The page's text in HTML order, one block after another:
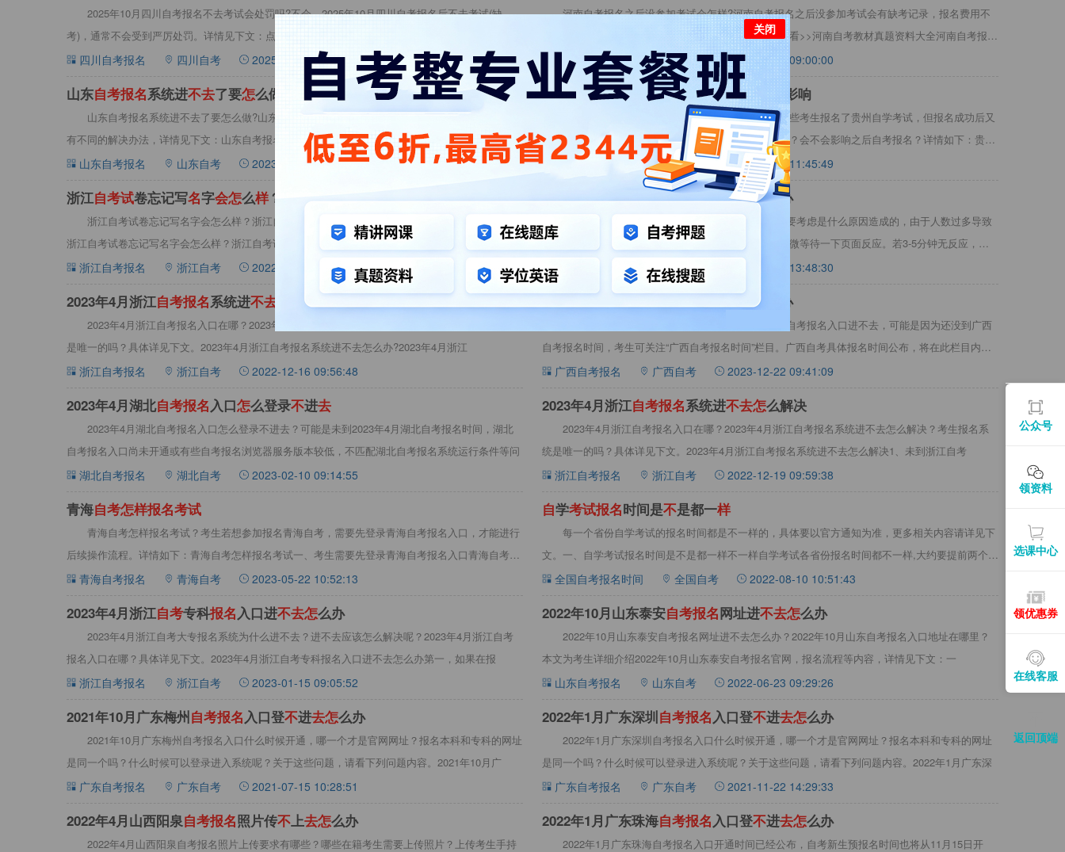
2025年10月四川自考报名不去考试会处罚吗?不会，2025年10月四川自考报名后不去考试(缺
考)，‌通常不会受到严厉处罚。详情见下文：点此查看>>四川自考教材真题资料大全2025
四川自考报名 四川自考 2025-07-17 09:00:00
河南自考报名之后没参加考试会怎样?河南自考报名之后没参加考试会有缺考记录，报名费用不
退，但是不影响考生的后续报考。详情见下文：点此查看>>河南自考教材真题资料大全河南自考报名
之后没河南自考报名 河南自考 2025-02-18 09:00:00
山东自考报名系统进不去了要怎么做
山东自考报名系统进不去了要怎么做?山东自考报名系统登录不进去，原因有多种，不同的原因
有不同的解决办法，详情见下文：山东自考报名系统进不去了要怎么做?第一，处于山东自考报名高
峰期，使
山东自考报名 山东自考 2023-06-16 09:03:29
贵州自 考 报名了但 不去参加考试会有什么影响
贵州自考报名了但不去参加考试会有什么影响？有些考生报名了贵州自学考试，但报名成功后又
不想参加考试了，贵州自考缺考是否会计入诚信档案呢？会不会影响之后自考报名？详情如下：贵州
自考报名
贵州自考报名 贵州自考 2022-06-21 11:45:49
浙江自考试卷忘记写名字会怎么样 ？
浙江自考试卷忘记写名字会怎么样？浙江自考试卷忘记签名会被当做缺考处理。具体详见下文。
浙江自考试卷忘记写名字会怎么样？浙江自考试卷忘记签名会被当做缺考处理。除此之外，在答题纸
上填写了
浙江自考报名 浙江自考 2022-09-16 10:38:54
2023年4月湖南自考报名系统进不去怎么办
2023年4月湖南自考报名系统进不去怎么办？首先要考虑是什么原因造成的，由于人数过多导致
的卡、慢或打不开，考生可多尝试刷新，多登陆，并稍微等待一下页面反应。若3-5分钟无反应，重
新湖南自考报名 湖南自考 2023-02-08 13:48:30
2023年4月浙江自考报名系统进不去 么办?
2023年4月浙江自考报名入口在哪？2023年4月浙江自考报名系统进不去怎么办？考生报名入口
是唯一的吗？具体详见下文。2023年4月浙江自考报名系统进不去怎么办?2023年4月浙江
浙江自考报名 浙江自考 2022-12-16 09:56:48
2024年4月广西自考报名入口进不去 怎 么办
2024年4月广西自考报名入口进不去怎么办？广西自考报名入口进不去，可能是因为还没到广西
自考报名时间，考生可关注“广西自考报名时间”栏目。广西自考具体报名时间公布，将在此栏目内实
时 广西自考报名 广西自考 2023-12-22 09:41:09
2023年4月湖北自考报名入口怎么登录不进去
2023年4月湖北自考报名入口怎么登录不进去？可能是未到2023年4月湖北自考报名时间，湖北
自考报名入口尚未开通或有些自考报名浏览器服务版本较低，不匹配湖北自考报名系统运行条件等问
湖北自考报名 湖北自考 2023-02-10 09:14:55
2023年4月浙江自考报名系统进不去怎么解决
2023年4月浙江自考报名入口在哪？2023年4月浙江自考报名系统进不去怎么解决？考生报名系
统是唯一的吗？具体详见下文。2023年4月浙江自考报名系统进不去怎么解决1、未到浙江自考
浙江自考报名 浙江自考 2022-12-19 09:59:38
青海自考怎样报名考试
青海自考怎样报名考试？考生若想参加报名青海自考，需要先登录青海自考报名入口，才能进行
后续操作流程。详情如下：青海自考怎样报名考试一、考生需要先登录青海自考报名入口青海自考报
名入口：
青海自考报名 青海自考 2023-05-22 10:52:13
自学考试报名时间是不是都一样
每一个省份自学考试的报名时间都是不一样的，具体要以官方通知为准，更多相关内容请详见下
文。一、自学考试报名时间是不是都一样不一样自学考试各省份报名时间都不一样,大约要提前两个月
左右开
全国自考报名时间 全国自考 2022-08-10 10:51:43
2023年4月浙江自考专科报名入口进不去怎么办
2023年4月浙江自考大专报名系统为什么进不去？进不去应该怎么解决呢？2023年4月浙江自考
报名入口在哪？具体详见下文。2023年4月浙江自考专科报名入口进不去怎么办第一，如果在报
浙江自考报名 浙江自考 2023-01-15 09:05:52
2022年10月山东泰安自考报名网址进不去怎么办
2022年10月山东泰安自考报名网址进不去怎么办？2022年10月山东自考报名入口地址在哪里？
本文为考生详细介绍2022年10月山东泰安自考报名官网，报名流程等内容，详情见下文：一
山东自考报名 山东自考 2022-06-23 09:29:26
2021年10月广东梅州自考报名入口登不进去怎么办
2021年10月广东梅州自考报名入口什么时候开通，哪一个才是官网网址？报名本科和专科的网址
是同一个吗？什么时候可以登录进入系统呢？关于这些问题，请看下列问题内容。2021年10月广
广东自考报名 广东自考 2021-07-15 10:28:51
​2022年1月广东深圳自考报名入口登不进去怎么办
2022年1月广东深圳自考报名入口什么时候开通，哪一个才是官网网址？报名本科和专科的网址
是同一个吗？什么时候可以登录进入系统呢？关于这些问题，请看下列问题内容。2022年1月广东深
广东自考报名 广东自考 2021-11-22 14:29:33
2022年4月山西阳泉自考报名照片传不上去怎么办
2022年4月山西阳泉自考报名照片上传要求有哪些？哪些在籍考生需要上传照片？上传考生手持
​2022年1月广东珠海自考报名入口登不进去怎么办
2022年1月广东珠海自考报名入口开通时间已经公布，自考新生预报名时间也将从11月15日开
关闭
公众号
领资料
选课中心
领优惠券
在线客服
返回顶端